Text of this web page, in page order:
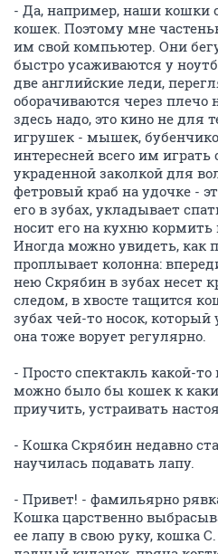
- Да, например, наши кошки
кошек. Поэтому мне
им свой компьютер. Они
быстро усаживаются у
две английские леди,
оборачиваются через плечо
здесь надо, это кино не для
игрушек - мышек,
интересней всего им играть
украденной заколкой для
фетровый краб на удочке -
его в зубах, укладывает
носит его на кухню
Иногда можно увидеть, как
проплывает колонна:
нею Скрябин в зубах несет
следом, в хвосте тащится
зубах чей-то носок,
она тоже ворует регулярно.
- Просто спектакль какой-
можно было бы кошек к
приучить, устраивать
- Кошка Скрябин недавно
научилась подавать лапу.
- Привет! - фамильярно
Кошка царственно
ее лапу в свою руку, кошка